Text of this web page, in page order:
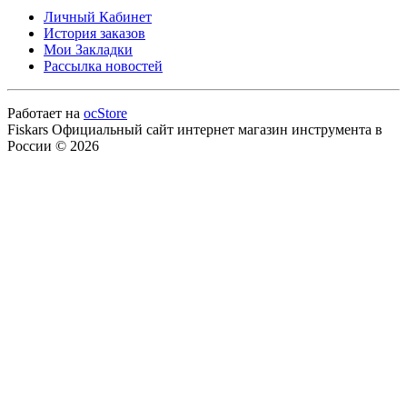
Личный Кабинет
История заказов
Мои Закладки
Рассылка новостей
Работает на ocStore
Fiskars Официальный сайт интернет магазин инструмента в
России © 2026